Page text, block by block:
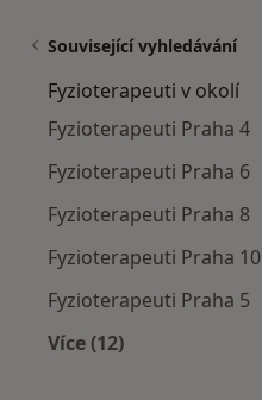
Související vyhledávání
Fyzioterapeuti v okolí
Fyzioterapeuti Praha 4
Fyzioterapeuti Praha 6
Fyzioterapeuti Praha 8
Fyzioterapeuti Praha 10
Fyzioterapeuti Praha 5
Více (12)